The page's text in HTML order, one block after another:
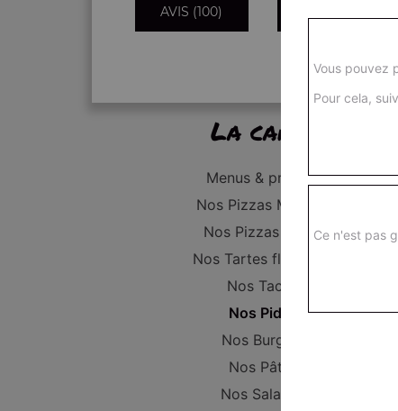
AVIS (100)
La carte
Menus & promos
Nos Pizzas Médium
Nos Pizzas Large
Nos Tartes flambées
Nos Tacos
Nos Pides
Nos Burgers
Nos Pâtes
Nos Salades
Vous pouvez
Pour cela,
Ce n'est pas